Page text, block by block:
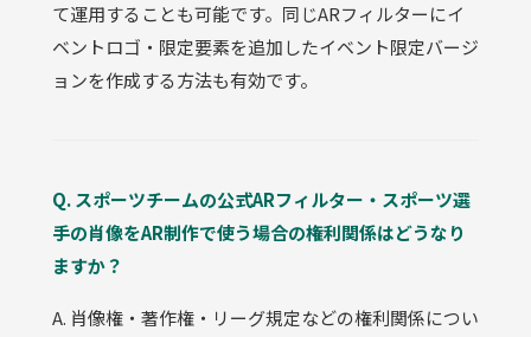
て運用することも可能です。同じARフィルターにイ
ベントロゴ・限定要素を追加したイベント限定バージ
ョンを作成する方法も有効です。
Q. スポーツチームの公式ARフィルター・スポーツ選
手の肖像をAR制作で使う場合の権利関係はどうなり
ますか？
A. 肖像権・著作権・リーグ規定などの権利関係につい